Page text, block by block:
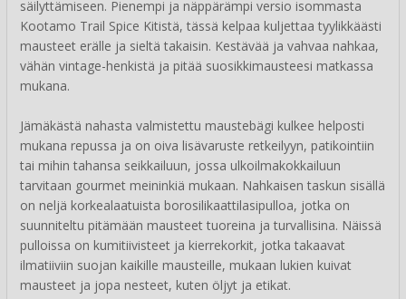
säilyttämiseen. Pienempi ja näppärämpi versio isommasta
Kootamo Trail Spice Kitistä, tässä kelpaa kuljettaa tyylikkäästi
mausteet erälle ja sieltä takaisin. Kestävää ja vahvaa nahkaa,
vähän vintage-henkistä ja pitää suosikkimausteesi matkassa
mukana.
Jämäkästä nahasta valmistettu maustebägi kulkee helposti
mukana repussa ja on oiva lisävaruste retkeilyyn, patikointiin
tai mihin tahansa seikkailuun, jossa ulkoilmakokkailuun
tarvitaan gourmet meininkiä mukaan. Nahkaisen taskun sisällä
on neljä korkealaatuista borosilikaattilasipulloa, jotka on
suunniteltu pitämään mausteet tuoreina ja turvallisina. Näissä
pulloissa on kumitiivisteet ja kierrekorkit, jotka takaavat
ilmatiiviin suojan kaikille mausteille, mukaan lukien kuivat
mausteet ja jopa nesteet, kuten öljyt ja etikat.